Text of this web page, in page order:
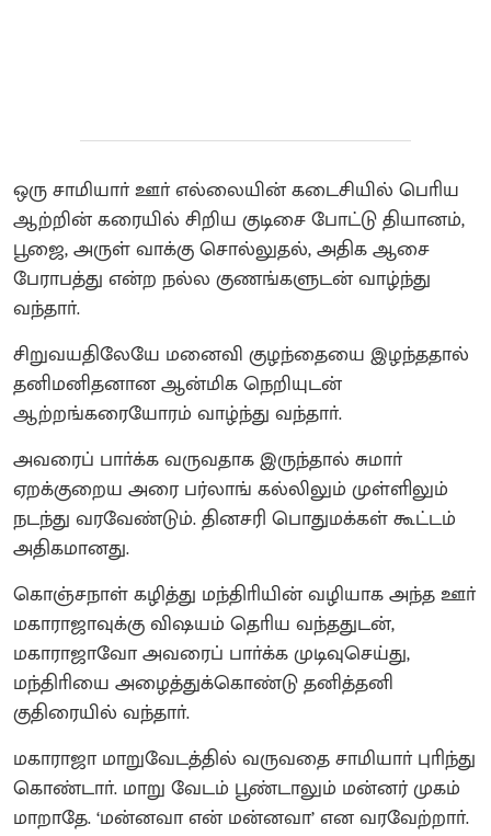
ஒரு சாமியாா் ஊா் எல்லையின் கடைசியில் பொிய
ஆற்றின் கரையில் சிறிய குடிசை போட்டு தியானம்,
பூஜை, அருள் வாக்கு சொல்லுதல், அதிக ஆசை
பேராபத்து என்ற நல்ல குணங்களுடன் வாழ்ந்து
வந்தாா்.
சிறுவயதிலேயே மனைவி குழந்தையை இழந்ததால்
தனிமனிதனான ஆன்மிக நெறியுடன்
ஆற்றங்கரையோரம் வாழ்ந்து வந்தாா்.
அவரைப் பாா்க்க வருவதாக இருந்தால் சுமாா்
ஏறக்குறைய அரை பர்லாங் கல்லிலும் முள்ளிலும்
நடந்து வரவேண்டும். தினசரி பொதுமக்கள் கூட்டம்
அதிகமானது.
கொஞ்சநாள் கழித்து மந்திாியின் வழியாக அந்த ஊா்
மகாராஜாவுக்கு விஷயம் தொிய வந்ததுடன்,
மகாராஜாவோ அவரைப் பாா்க்க முடிவுசெய்து,
மந்திாியை அழைத்துக்கொண்டு தனித்தனி
குதிரையில் வந்தாா்.
மகாராஜா மாறுவேடத்தில் வருவதை சாமியாா் புாிந்து
கொண்டாா். மாறு வேடம் பூண்டாலும் மன்னர் முகம்
மாறாதே. ‘மன்னவா என் மன்னவா’ என வரவேற்றாா்.